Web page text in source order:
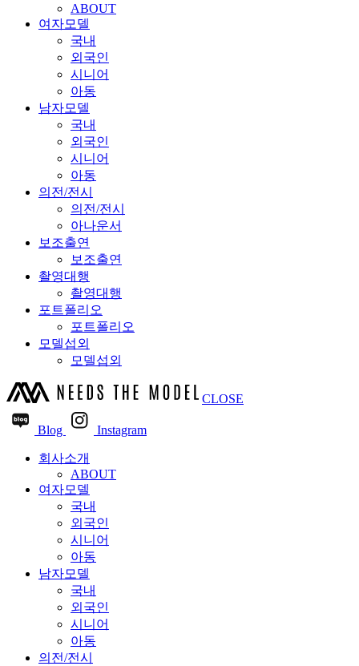
ABOUT
여자모델
국내
외국인
시니어
아동
남자모델
국내
외국인
시니어
아동
의전/전시
의전/전시
아나운서
보조출연
보조출연
촬영대행
촬영대행
포트폴리오
포트폴리오
모델섭외
모델섭외
CLOSE
Blog Instagram
회사소개
ABOUT
여자모델
국내
외국인
시니어
아동
남자모델
국내
외국인
시니어
아동
의전/전시